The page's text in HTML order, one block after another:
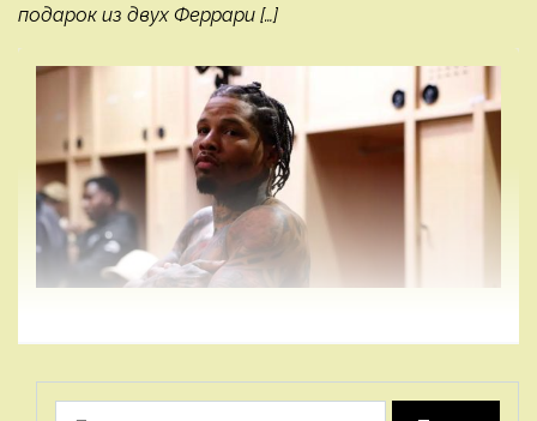
подарок из двух Феррари […]